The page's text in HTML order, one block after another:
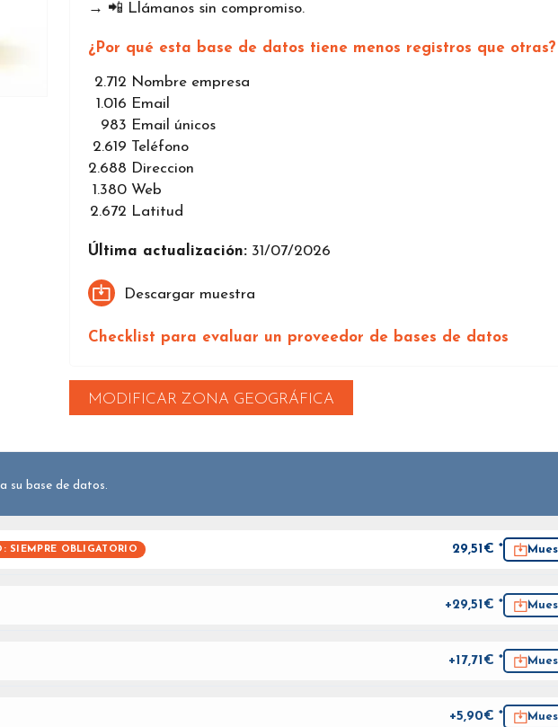
→ 📲 Llámanos sin compromiso.
¿Por qué esta base de datos tiene menos registros que otras?
2.712 Nombre empresa
1.016 Email
983 Email únicos
2.619 Teléfono
2.688 Direccion
1.380 Web
2.672 Latitud
Última actualización: 31/07/2026
Descargar muestra
Checklist para evaluar un proveedor de bases de datos
MODIFICAR ZONA GEOGRÁFICA
su base de datos.
SIEMPRE OBLIGATORIO 29,51€ *
+29,51€ *
+17,71€ *
+5,90€ *